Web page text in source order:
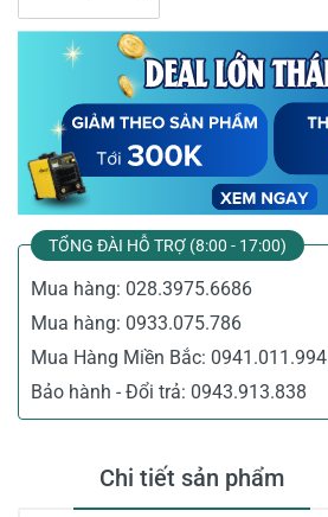
TỔNG ĐÀI HỖ TRỢ (8:00 - 17:00)
Mua hàng: 028.3975.6686
Mua hàng: 0933.075.786
Mua Hàng Miền Bắc: 0941.011.994
Bảo hành - Đổi trả: 0943.913.838
Chi tiết sản phẩm